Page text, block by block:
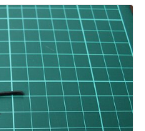
Publier un commentaire